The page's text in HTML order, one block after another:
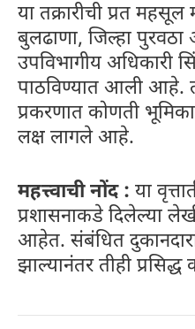
या तक्रारीची प्रत महसूल
बुलढाणा, जिल्हा
उपविभागीय अधिकारी
पाठविण्यात आली आहे.
प्रकरणात कोणती
लक्ष लागले आहे.
महत्त्वाची नोंद : या
प्रशासनाकडे दिलेल्या
आहेत. संबंधित
झाल्यानंतर तीही